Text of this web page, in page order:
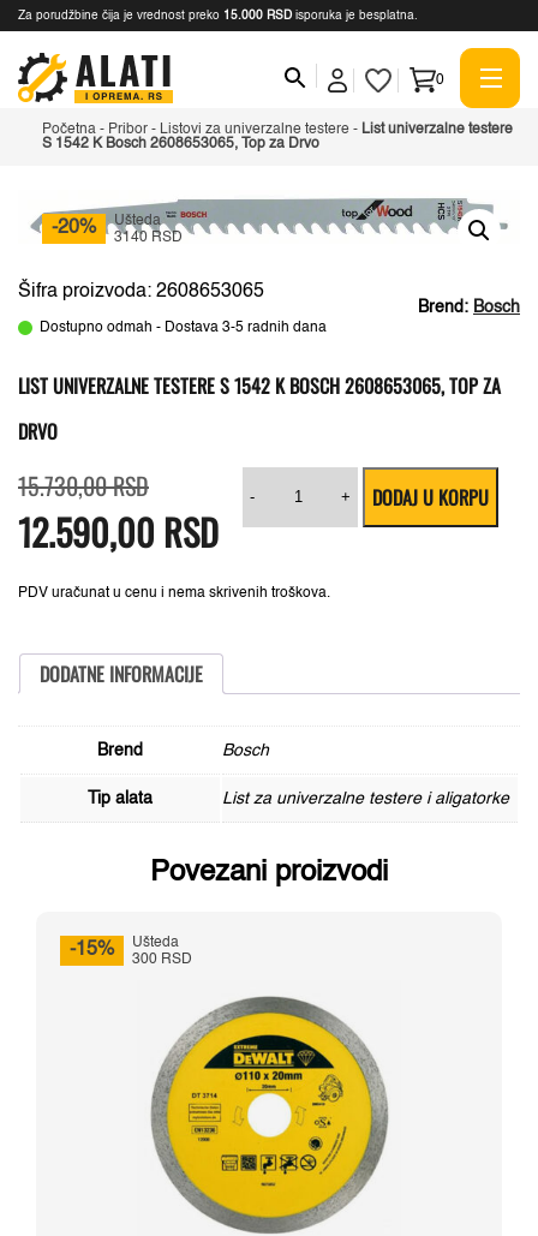
Za porudžbine čija je vrednost preko 15.000 RSD isporuka je besplatna.
0
Početna - Pribor - Listovi za univerzalne testere - List univerzalne testere
S 1542 K Bosch 2608653065, Top za Drvo
-20%
Ušteda
3140 RSD
Brend: Bosch
Šifra proizvoda: 2608653065
Dostupno odmah - Dostava 3-5 radnih dana
LIST UNIVERZALNE TESTERE S 1542 K BOSCH 2608653065, TOP ZA
DRVO
15.730,00RSDcena
je
bila:
15.730,00 RSD.
12.590,00 RSD
cena
je:
12.590,00 RSD.
PDV uračunat u cenu i nema skrivenih troškova.
-
univerzalne
S
Bosch
+ DODAJ U KORPU
DODATNE INFORMACIJE
Brend Bosch
Tip alata List za univerzalne testere i aligatorke
Povezani proizvodi
-15%
Ušteda
300 RSD